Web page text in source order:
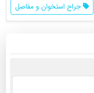
جراح استخوان و مفاصل